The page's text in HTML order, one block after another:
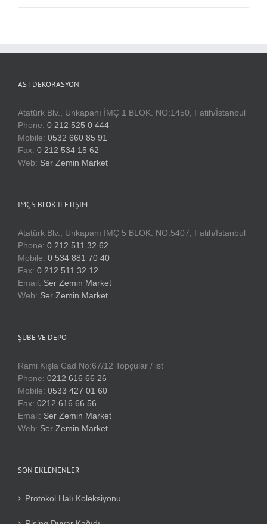
AST DEKORASYON
Atatürk Blv., Unkapanı İMÇ 1 BLOK. NO:1450, Fatih/İstanbul
Phone: 0 212 525 0 444
Mobile: 0532 660 85 91
Fax: 0 212 534 15 62
Web: Ser Zemin Market
İMÇ 5 BLOK İLETIŞIM
Atatürk Blv., Unkapanı İMÇ 5 BLOK. NO:5407, Fatih/İstanbul
Phone: 0 212 511 32 62
Mobile: 0 534 881 70 40
Fax: 0 212 511 32 12
Email: Ser Zemin Market
Web: Ser Zemin Market
ŞUBE VE DEPO
Rami Kışla Cad No:67/12 Topçular / ist
Phone: 0212 616 66 26
Mobile: 0533 427 01 60
Fax: 0212 616 66 56
Email: Ser Zemin Market
Web: Ser Zemin Market
SON EKLENENLER
Protokol Halı Koleksiyonu